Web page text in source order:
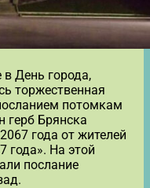
в День города,
торжественная
потомкам
герб Брянска
года от жителей
года». На этой
послание